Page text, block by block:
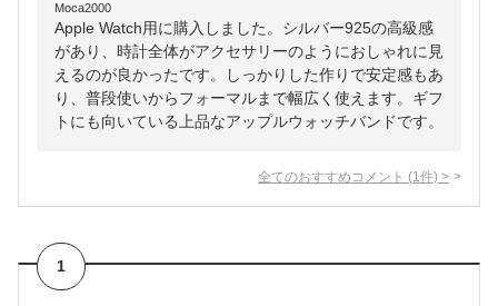
Moca2000
Apple Watch用に購入しました。シルバー925の高級感
があり、時計全体がアクセサリーのようにおしゃれに見
えるのが良かったです。しっかりした作りで安定感もあ
り、普段使いからフォーマルまで幅広く使えます。ギフ
トにも向いている上品なアップルウォッチバンドです。
全てのおすすめコメント (1 件) >
1